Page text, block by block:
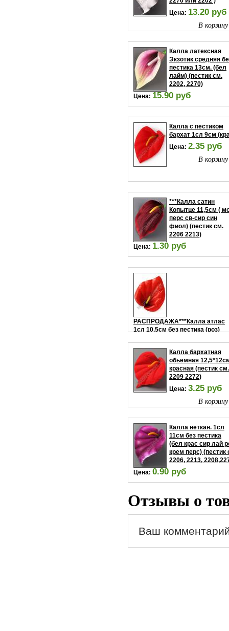
Цена: 13.20 руб
В
Калла латексная
Экзотик средняя
пестика 13см. (бел
лайм) (пестик см.
2202, 2270)
Цена: 15.90 руб
В
Калла с пестиком
бархат 1сл 9см
Цена: 2.35 руб
В
***Калла сатин
Копытце 11,5см (
перс св-сир син
фиол) (пестик см.
2206 2213)
Цена: 1.30 руб
В
РАСПРОДАЖА***Калла атлас
1сл 10.5см без пестика (роз)
Цена:1.15 руб
В
Калла бархатная
обьемная
красная (пестик см.
2209 2272)
Цена: 3.25 руб
В
Калла неткан. 1сл
11см без пестика
(бел крас сир лай
крем перс) (пестик
2206, 2213,
Цена: 0.90 руб
В
Отзывы о
Ваш